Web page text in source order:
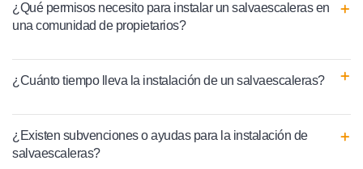
¿Qué permisos necesito para instalar un salvaescaleras en
una comunidad de propietarios?
¿Cuánto tiempo lleva la instalación de un salvaescaleras?
¿Existen subvenciones o ayudas para la instalación de
salvaescaleras?